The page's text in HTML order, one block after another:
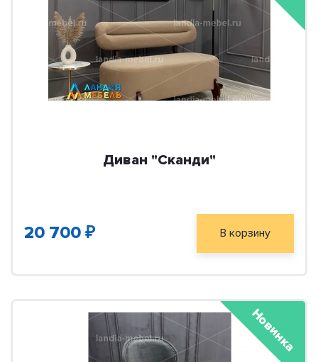
Диван "Сканди"
20 700 ₽ В корзину
Новинка